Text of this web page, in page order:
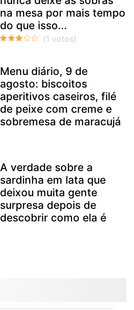
na mesa por mais tempo
do que isso...
Menu diário, 9 de
agosto: biscoitos
aperitivos caseiros, filé
de peixe com creme e
sobremesa de maracujá
A verdade sobre a
sardinha em lata que
deixou muita gente
surpresa depois de
descobrir como ela é